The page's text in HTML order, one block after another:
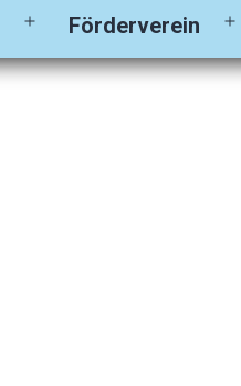
Menü
öffnen
Förderverein